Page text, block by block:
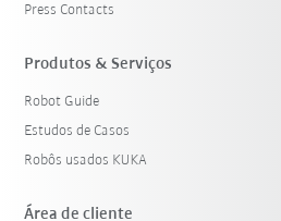
Press Contacts
Produtos & Serviços
Robot Guide
Estudos de Casos
Robôs usados KUKA
Área de cliente